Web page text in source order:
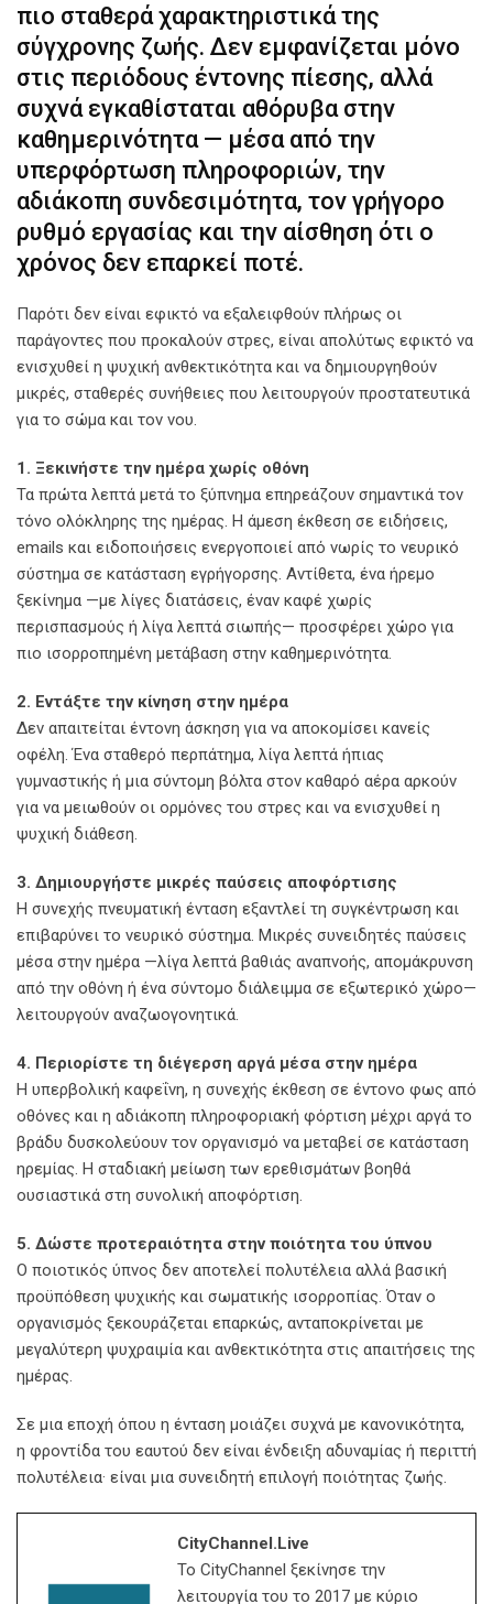
πιο σταθερά χαρακτηριστικά της
σύγχρονης ζωής. Δεν εμφανίζεται μόνο
στις περιόδους έντονης πίεσης, αλλά
συχνά εγκαθίσταται αθόρυβα στην
καθημερινότητα — μέσα από την
υπερφόρτωση πληροφοριών, την
αδιάκοπη συνδεσιμότητα, τον γρήγορο
ρυθμό εργασίας και την αίσθηση ότι ο
χρόνος δεν επαρκεί ποτέ.
Παρότι δεν είναι εφικτό να εξαλειφθούν πλήρως οι
παράγοντες που προκαλούν στρες, είναι απολύτως εφικτό να
ενισχυθεί η ψυχική ανθεκτικότητα και να δημιουργηθούν
μικρές, σταθερές συνήθειες που λειτουργούν προστατευτικά
για το σώμα και τον νου.
1. Ξεκινήστε την ημέρα χωρίς οθόνη
Τα πρώτα λεπτά μετά το ξύπνημα επηρεάζουν σημαντικά τον
τόνο ολόκληρης της ημέρας. Η άμεση έκθεση σε ειδήσεις,
emails και ειδοποιήσεις ενεργοποιεί από νωρίς το νευρικό
σύστημα σε κατάσταση εγρήγορσης. Αντίθετα, ένα ήρεμο
ξεκίνημα —με λίγες διατάσεις, έναν καφέ χωρίς
περισπασμούς ή λίγα λεπτά σιωπής— προσφέρει χώρο για
πιο ισορροπημένη μετάβαση στην καθημερινότητα.
2. Εντάξτε την κίνηση στην ημέρα
Δεν απαιτείται έντονη άσκηση για να αποκομίσει κανείς
οφέλη. Ένα σταθερό περπάτημα, λίγα λεπτά ήπιας
γυμναστικής ή μια σύντομη βόλτα στον καθαρό αέρα αρκούν
για να μειωθούν οι ορμόνες του στρες και να ενισχυθεί η
ψυχική διάθεση.
3. Δημιουργήστε μικρές παύσεις αποφόρτισης
Η συνεχής πνευματική ένταση εξαντλεί τη συγκέντρωση και
επιβαρύνει το νευρικό σύστημα. Μικρές συνειδητές παύσεις
μέσα στην ημέρα —λίγα λεπτά βαθιάς αναπνοής, απομάκρυνση
από την οθόνη ή ένα σύντομο διάλειμμα σε εξωτερικό χώρο—
λειτουργούν αναζωογονητικά.
4. Περιορίστε τη διέγερση αργά μέσα στην ημέρα
Η υπερβολική καφεΐνη, η συνεχής έκθεση σε έντονο φως από
οθόνες και η αδιάκοπη πληροφοριακή φόρτιση μέχρι αργά το
βράδυ δυσκολεύουν τον οργανισμό να μεταβεί σε κατάσταση
ηρεμίας. Η σταδιακή μείωση των ερεθισμάτων βοηθά
ουσιαστικά στη συνολική αποφόρτιση.
5. Δώστε προτεραιότητα στην ποιότητα του ύπνου
Ο ποιοτικός ύπνος δεν αποτελεί πολυτέλεια αλλά βασική
προϋπόθεση ψυχικής και σωματικής ισορροπίας. Όταν ο
οργανισμός ξεκουράζεται επαρκώς, ανταποκρίνεται με
μεγαλύτερη ψυχραιμία και ανθεκτικότητα στις απαιτήσεις της
ημέρας.
Σε μια εποχή όπου η ένταση μοιάζει συχνά με κανονικότητα,
η φροντίδα του εαυτού δεν είναι ένδειξη αδυναμίας ή περιττή
πολυτέλεια· είναι μια συνειδητή επιλογή ποιότητας ζωής.
CityChannel.live
Το CityChannel ξεκίνησε την
λειτουργία του το 2017 με κύριο